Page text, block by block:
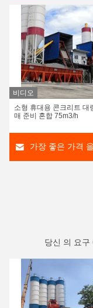
비디오
소형 휴대용 콘크리트 대
매 준비 혼합 75m3/h
가장 좋은 가격
당신 의 요구